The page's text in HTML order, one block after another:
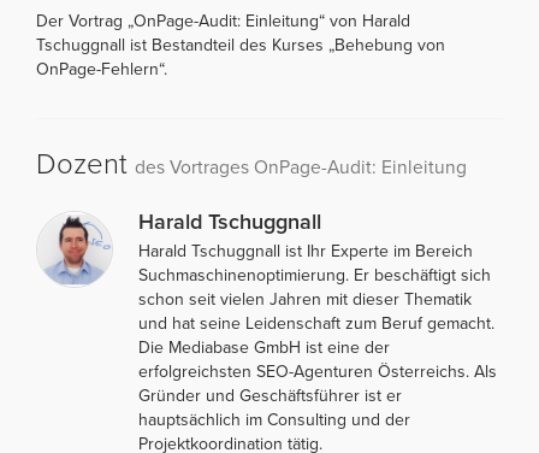
Der Vortrag „OnPage-Audit: Einleitung“ von Harald
Tschuggnall ist Bestandteil des Kurses „Behebung von
OnPage-Fehlern“.
Dozent des Vortrages OnPage-Audit: Einleitung
Harald Tschuggnall
Harald Tschuggnall ist Ihr Experte im Bereich
Suchmaschinenoptimierung. Er beschäftigt sich
schon seit vielen Jahren mit dieser Thematik
und hat seine Leidenschaft zum Beruf gemacht.
Die Mediabase GmbH ist eine der
erfolgreichsten SEO-Agenturen Österreichs. Als
Gründer und Geschäftsführer ist er
hauptsächlich im Consulting und der
Projektkoordination tätig.